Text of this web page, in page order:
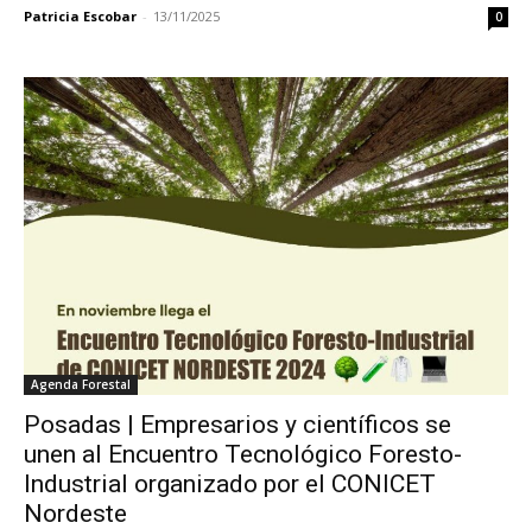
Patricia Escobar - 13/11/2025 0
Agenda Forestal
Posadas | Empresarios y científicos se
unen al Encuentro Tecnológico Foresto-
Industrial organizado por el CONICET
Nordeste